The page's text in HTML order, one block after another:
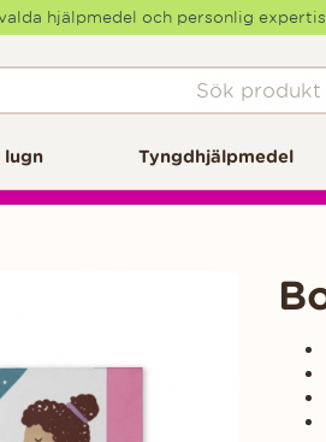
hjälpmedel och personlig
lugn Tyngdhjälpmedel